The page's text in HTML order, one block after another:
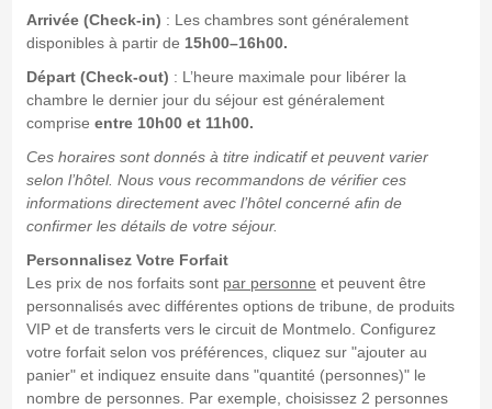
Arrivée (Check-in) : Les chambres sont généralement
disponibles à partir de 15h00–16h00.
Départ (Check-out) : L’heure maximale pour libérer la
chambre le dernier jour du séjour est généralement
comprise entre 10h00 et 11h00.
Ces horaires sont donnés à titre indicatif et peuvent varier
selon l’hôtel. Nous vous recommandons de vérifier ces
informations directement avec l’hôtel concerné afin de
confirmer les détails de votre séjour.
Personnalisez Votre Forfait
Les prix de nos forfaits sont par personne et peuvent être
personnalisés avec différentes options de tribune, de produits
VIP et de transferts vers le circuit de Montmelo. Configurez
votre forfait selon vos préférences, cliquez sur "ajouter au
panier" et indiquez ensuite dans "quantité (personnes)" le
nombre de personnes. Par exemple, choisissez 2 personnes